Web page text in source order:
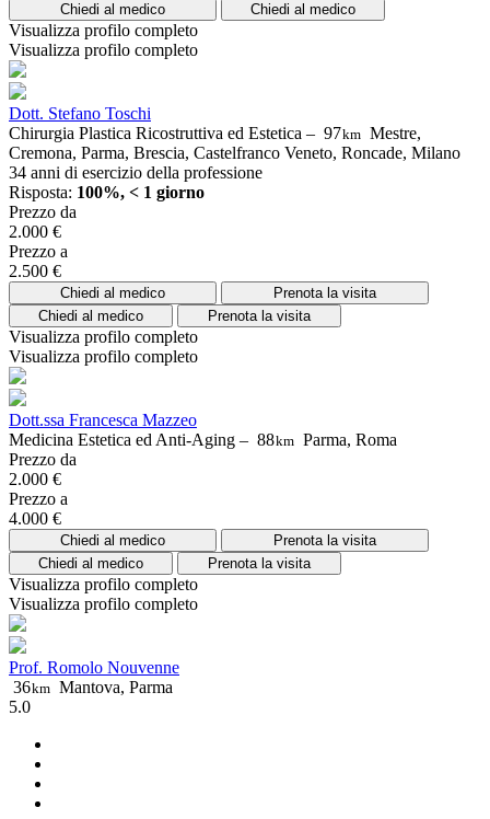
Chiedi al medico Chiedi al medico
Visualizza profilo completo
Visualizza profilo completo
Dott. Stefano Toschi
Chirurgia Plastica Ricostruttiva ed Estetica – 97km Mestre,
Cremona, Parma, Brescia, Castelfranco Veneto, Roncade, Milano
34 anni di esercizio della professione
Risposta: 100%, < 1 giorno
Prezzo da
2.000 €
Prezzo a
2.500 €
Chiedi al medico
Prenota la visita
Chiedi al medico
Prenota la visita
Visualizza profilo completo
Visualizza profilo completo
Dott.ssa Francesca Mazzeo
Medicina Estetica ed Anti-Aging – 88km Parma, Roma
Prezzo da
2.000 €
Prezzo a
4.000 €
Chiedi al medico
Prenota la visita
Chiedi al medico
Prenota la visita
Visualizza profilo completo
Visualizza profilo completo
Prof. Romolo Nouvenne
36km Mantova, Parma
5.0